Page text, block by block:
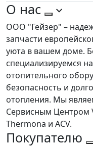
О нас
ООО "Гейзер" –
запчасти
уюта в вашем доме.
специализируемся
отопительного
безопасность и
отопления. Мы
Сервисным Центром
Thermona и ACV.
Покупателю